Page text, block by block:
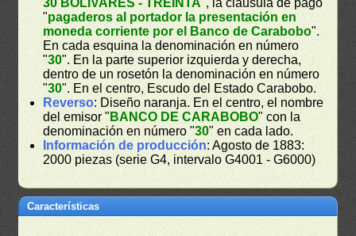
"pagaderos al portador la presentación en
moneda corriente por el Banco de Carabobo".
En cada esquina la denominación en número
"30". En la parte superior izquierda y derecha,
dentro de un rosetón la denominación en número
"30". En el centro, Escudo del Estado Carabobo.
Reverso: Diseño naranja. En el centro, el nombre
del emisor " BANCO DE CARABOBO" con la
denominación en número "30" en cada lado.
Información de producción: Agosto de 1883:
2000 piezas (serie G4, intervalo G4001 - G6000)
Características